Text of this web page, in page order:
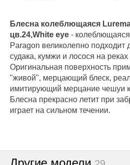
Блесна колеблющаяся
цв.24,White eye -
Paragon великолепно подходит
судака, кумжи и лосося на
Оригинальная поверхность
"живой", мерцающий блеск,
имитирующий мерцание чешуи
Блесна прекрасно летит при
играет на сильном течении.